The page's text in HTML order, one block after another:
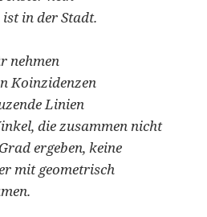
in der Stadt.
nehmen
Koinzidenzen
Linien
die zusammen nicht
ergeben, keine
mit geometrisch